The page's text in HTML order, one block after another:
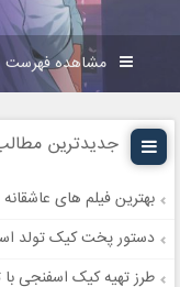
مشاهده فهرست
جدیدترین
بهترین فیلم های عاشقانه
دستور پخت کیک تولد اسفنجی ۳
طرز تهیه کیک اسفنجی با